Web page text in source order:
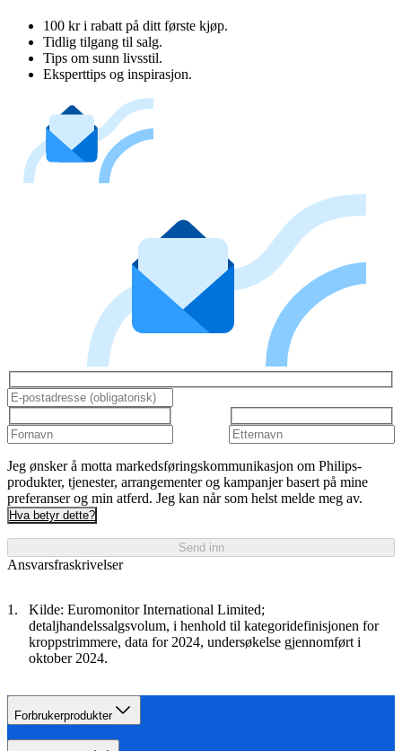
100 kr i rabatt på ditt første kjøp.
Tidlig tilgang til salg.
Tips om sunn livsstil.
Eksperttips og inspirasjon.
Jeg ønsker å motta markedsføringskommunikasjon om Philips-
produkter, tjenester, arrangementer og kampanjer basert på mine
preferanser og min atferd. Jeg kan når som helst melde meg av.
Hva betyr dette?
Send inn
Ansvarsfraskrivelser
Kilde: Euromonitor International Limited;
detaljhandelssalgsvolum, i henhold til kategoridefinisjonen for
kroppstrimmere, data for 2024, undersøkelse gjennomført i
oktober 2024.
Forbrukerprodukter